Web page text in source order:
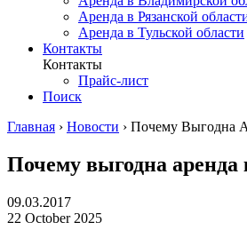
Аренда в Рязанской
Аренда в Тульской области
Контакты
Контакты
Прайс-лист
Поиск
Главная › Новости › Почему Выгодна
Почему выгодна аренда
09.03.2017
22 October 2025